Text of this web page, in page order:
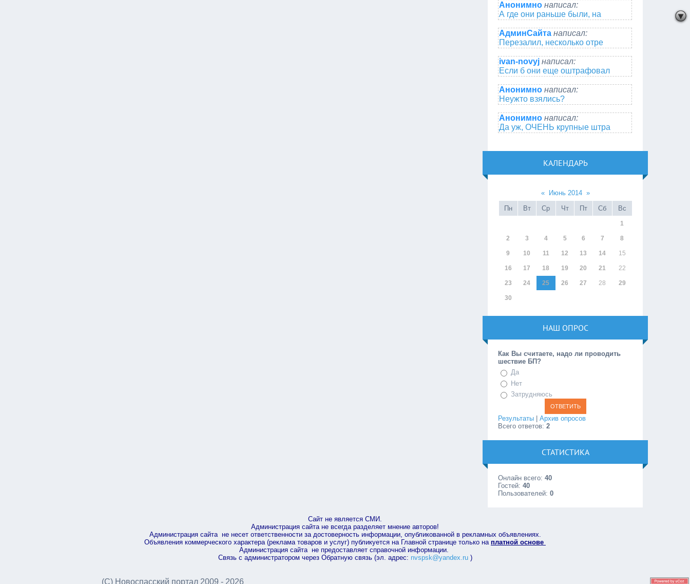
Анонимно написал:
А где они раньше были, на
АдминСайта написал:
Перезалил, несколько отре
ivan-novyj написал:
Если б они еще оштрафовал
Анонимно написал:
Неужто взялись?
Анонимно написал:
Да уж, ОЧЕНЬ крупные штра
КАЛЕНДАРЬ
« Июнь 2014 »
Пн
Вт Ср Чт Пт Сб Вс
1
2 3 4 5 6 7 8
9 10 11 12 13 14 15
16 17 18 19 20 21 22
23 24 25 26 27 28 29
30
НАШ ОПРОС
Как Вы считаете, надо ли проводить
шествие БП?
Да
Нет
Затрудняюсь
Результаты |Архив опросов
Всего ответов:2
СТАТИСТИКА
Онлайн всего:40
Гостей:40
Пользователей:0
Сайт не является СМИ.
Администрация сайта не всегда разделяет мнение авторов!
Администрация сайта не несет ответственности за достоверность информации, опубликованной в рекламных объявлениях.
Объявления коммерческого характера (реклама товаров и услуг) публикуется на Главной странице только на платной основе
Администрация сайта не предоставляет справочной информации.
Связь с администратором через Обратную связь (эл. адрес: nvspsk@yandex.ru)
(С) Новоспасский портал 2009 - 2026